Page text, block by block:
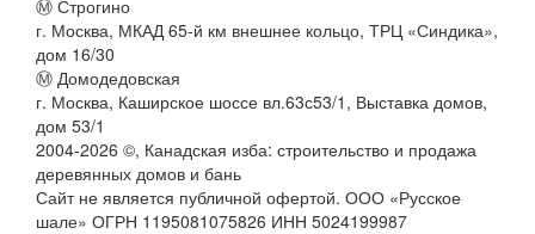
Ⓜ Строгино
г. Москва, МКАД 65-й км внешнее кольцо, ТРЦ «Синдика»,
дом 16/30
Ⓜ Домодедовская
г. Москва, Каширское шоссе вл.63с53/1, Выставка домов,
дом 53/1
2004-2026 ©, Канадская изба: строительство и продажа
деревянных домов и бань
Сайт не является публичной офертой. ООО «Русское
шале» ОГРН 1195081075826 ИНН 5024199987